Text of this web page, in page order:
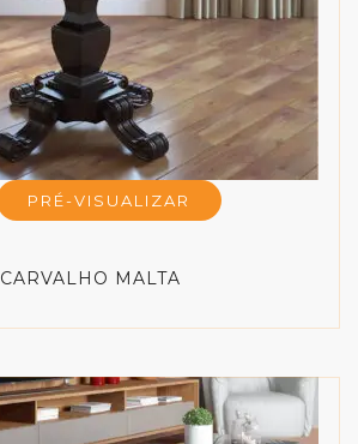
PRÉ-VISUALIZAR
CARVALHO MALTA